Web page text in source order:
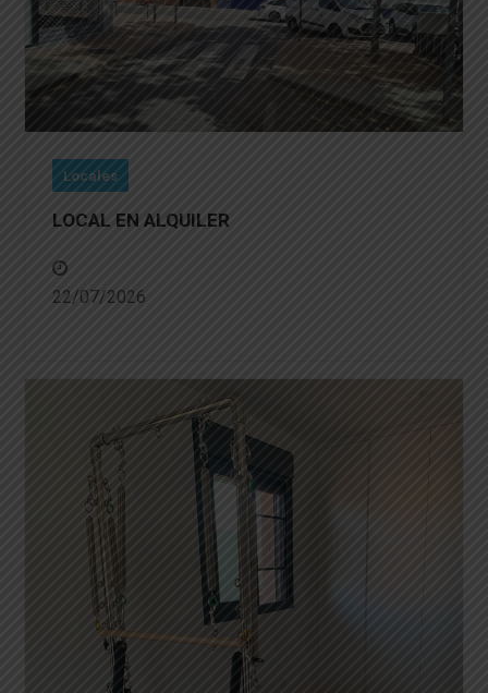
Locales
LOCAL EN ALQUILER
22/07/2026